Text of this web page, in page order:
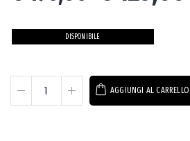
DISPONIBILE
AGGIUNGI AL CARRELLO